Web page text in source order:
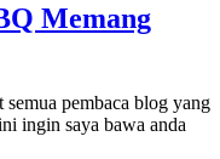
Memang
semua pembaca blog yang
ingin saya bawa anda